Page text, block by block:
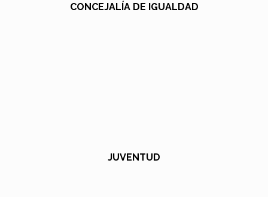
CONCEJALÍA DE IGUALDAD
JUVENTUD